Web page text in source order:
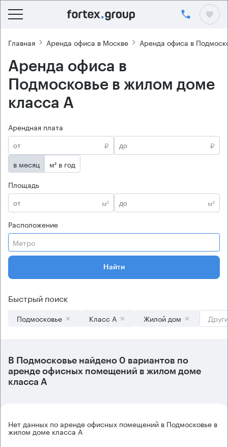
Главная Аренда офиса в Москве Аренда офиса в
Аренда офиса в
Подмосковье в жилом доме
класса А
Арендная плата
₽
₽
в месяц
м² в год
Площадь
м²
м²
Расположение
Метро
Найти
Быстрый поиск
Подмосковье Класс А Жилой дом
В Подмосковье найдено 0 вариантов по
аренде офисных помещений в жилом доме
класса А
Нет данных по аренде офисных помещений в Подмосковье в
жилом доме класса А